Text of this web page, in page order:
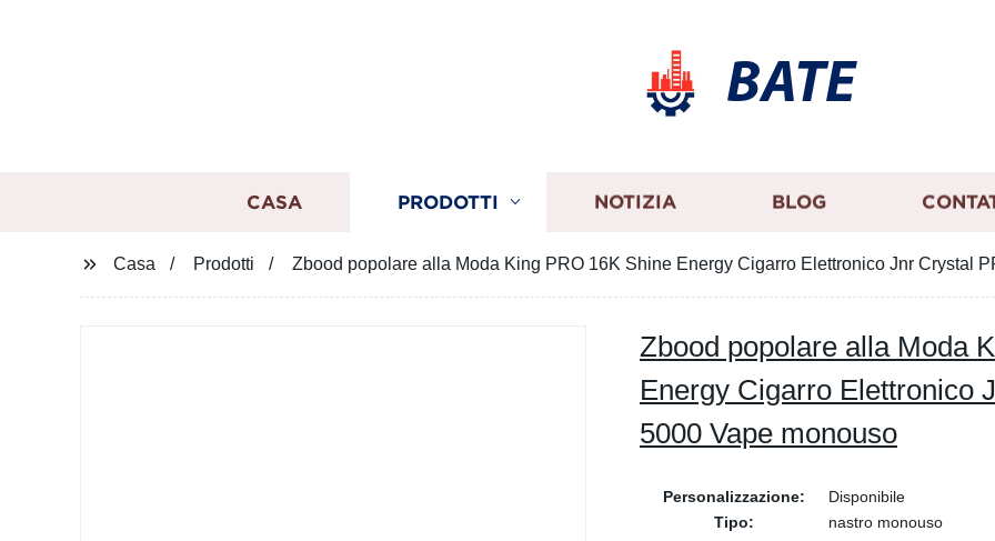
BATE
CASA PRODOTTI NOTIZIA BLOG
Casa Prodotti Zbood popolare alla Moda King PRO 16K Shine Energy Cigarro Elettronico Jnr Crystal
Zbood popolare alla Moda
Energy Cigarro Elettronico
5000 Vape monouso
Personalizzazione:
Disponibile
Tipo:
nastro monouso